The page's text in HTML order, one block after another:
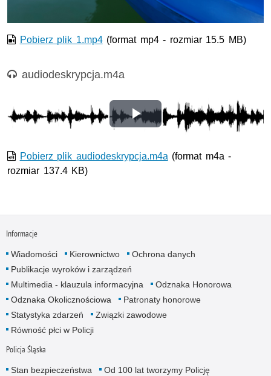
Pobierz plik 1.mp4(format mp4 - rozmiar 15.5 MB)
Nagranie audio
audiodeskrypcja.m4a
Odtwórz
wideo
Pobierz plik audiodeskrypcja.m4a (format m4a -
rozmiar 137.4 KB)
Informacje
Wiadomości Kierownictwo
Ochrona danych
Publikacje wyroków i zarządzeń
Multimedia - klauzula informacyjna
Odznaka Honorowa
Odznaka Okolicznościowa
Patronaty honorowe
Statystyka zdarzeń
Związki zawodowe
Równość płci w Policji
Policja Śląska
Stan bezpieczeństwa
Od 100 lat tworzymy Policję